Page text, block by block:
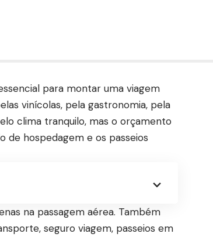
para montar uma viagem
vinícolas, pela gastronomia, pela
clima tranquilo, mas o orçamento
de hospedagem e os passeios
na passagem aérea. Também
seguro viagem, passeios em